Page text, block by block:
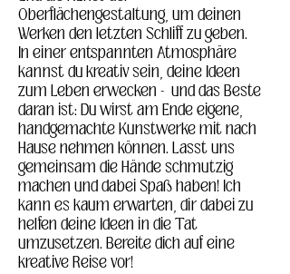
Oberflächengestaltung, um deinen
Werken den letzten Schliff zu geben.
In einer entspannten Atmosphäre
kannst du kreativ sein, deine Ideen
zum Leben erwecken -  und das Beste
daran ist: Du wirst am Ende eigene,
handgemachte Kunstwerke mit nach
Hause nehmen können. Lasst uns
gemeinsam die Hände schmutzig
machen und dabei Spaß haben! Ich
kann es kaum erwarten, dir dabei zu
helfen deine Ideen in die Tat
umzusetzen. Bereite dich auf eine
kreative Reise vor!